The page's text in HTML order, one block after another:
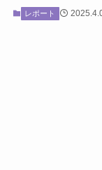
レポート